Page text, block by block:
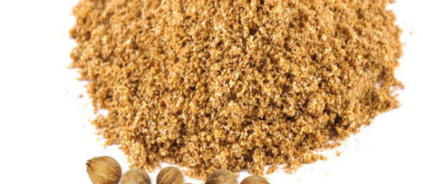
CREME ȘI PASTE TARTINABILE
CONDIMENTE
CEAIURI GRECEȘTI
CIOCOLATĂ ȘI CACAO
HEALTHY SNACKS
PRODUSE ECO / ORGANICE